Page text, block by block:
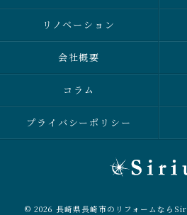
リノベーション
会社概要
コラム
プライバシーポリシー
© 2026 長崎県長崎市のリフォームなら